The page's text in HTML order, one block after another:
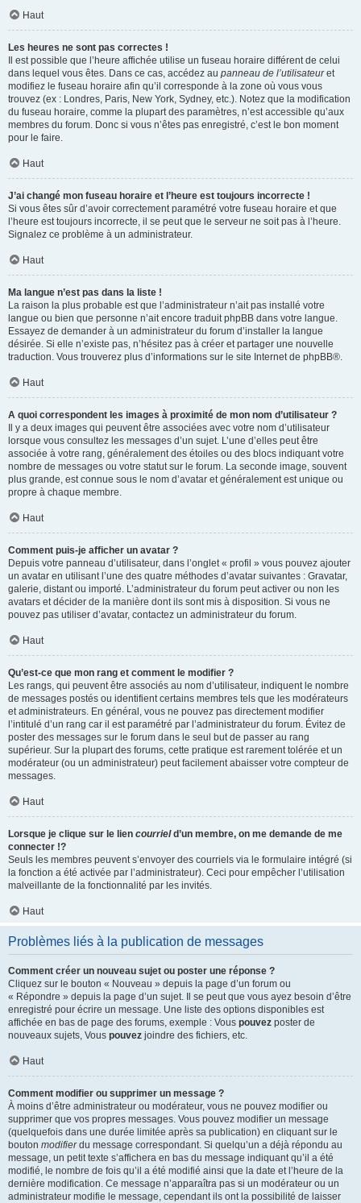
Haut
Les heures ne sont pas correctes !
Il est possible que l’heure affichée utilise un fuseau horaire différent de celui
dans lequel vous êtes. Dans ce cas, accédez au panneau de l’utilisateuret
modifiez le fuseau horaire afin qu’il corresponde à la zone où vous vous
trouvez (ex : Londres, Paris, New York, Sydney, etc.). Notez que la modification
du fuseau horaire, comme la plupart des paramètres, n’est accessible qu’aux
membres du forum. Donc si vous n’êtes pas enregistré, c’est le bon moment
pour le faire.
Haut
J’ai changé mon fuseau horaire et l’heure est toujours incorrecte !
Si vous êtes sûr d’avoir correctement paramétré votre fuseau horaire et que
l’heure est toujours incorrecte, il se peut que le serveur ne soit pas à l’heure.
Signalez ce problème à un administrateur.
Haut
Ma langue n’est pas dans la liste !
La raison la plus probable est que l’administrateur n’ait pas installé votre
langue ou bien que personne n’ait encore traduit phpBB dans votre langue.
Essayez de demander à un administrateur du forum d’installer la langue
désirée. Si elle n’existe pas, n’hésitez pas à créer et partager une nouvelle
traduction. Vous trouverez plus d’informations sur le site Internet de phpBB®.
Haut
A quoi correspondent les images à proximité de mon nom d’utilisateur ?
Il y a deux images qui peuvent être associées avec votre nom d’utilisateur
lorsque vous consultez les messages d’un sujet. L’une d’elles peut être
associée à votre rang, généralement des étoiles ou des blocs indiquant votre
nombre de messages ou votre statut sur le forum. La seconde image, souvent
plus grande, est connue sous le nom d’avatar et généralement est unique ou
propre à chaque membre.
Haut
Comment puis-je afficher un avatar ?
Depuis votre panneau d’utilisateur, dans l’onglet « profil » vous pouvez ajouter
un avatar en utilisant l’une des quatre méthodes d’avatar suivantes : Gravatar,
galerie, distant ou importé. L’administrateur du forum peut activer ou non les
avatars et décider de la manière dont ils sont mis à disposition. Si vous ne
pouvez pas utiliser d’avatar, contactez un administrateur du forum.
Haut
Qu’est-ce que mon rang et comment le modifier ?
Les rangs, qui peuvent être associés au nom d’utilisateur, indiquent le nombre
de messages postés ou identifient certains membres tels que les modérateurs
et administrateurs. En général, vous ne pouvez pas directement modifier
l’intitulé d’un rang car il est paramétré par l’administrateur du forum. Évitez de
poster des messages sur le forum dans le seul but de passer au rang
supérieur. Sur la plupart des forums, cette pratique est rarement tolérée et un
modérateur (ou un administrateur) peut facilement abaisser votre compteur de
messages.
Haut
Lorsque je clique sur le lien courrield’un membre, on me demande de me
connecter !?
Seuls les membres peuvent s’envoyer des courriels via le formulaire intégré (si
la fonction a été activée par l’administrateur). Ceci pour empêcher l’utilisation
malveillante de la fonctionnalité par les invités.
Haut
Problèmes liés à la publication de messages
Comment créer un nouveau sujet ou poster une réponse ?
Cliquez sur le bouton « Nouveau » depuis la page d’un forum ou
« Répondre » depuis la page d’un sujet. Il se peut que vous ayez besoin d’être
enregistré pour écrire un message. Une liste des options disponibles est
affichée en bas de page des forums, exemple : Vous pouvez poster de
nouveaux sujets, Vous pouvez joindre des fichiers, etc.
Haut
Comment modifier ou supprimer un message ?
À moins d’être administrateur ou modérateur, vous ne pouvez modifier ou
supprimer que vos propres messages. Vous pouvez modifier un message
(quelquefois dans une durée limitée après sa publication) en cliquant sur le
bouton modifierdu message correspondant. Si quelqu’un a déjà répondu au
message, un petit texte s’affichera en bas du message indiquant qu’il a été
modifié, le nombre de fois qu’il a été modifié ainsi que la date et l’heure de la
dernière modification. Ce message n’apparaîtra pas si un modérateur ou un
administrateur modifie le message, cependant ils ont la possibilité de laisser